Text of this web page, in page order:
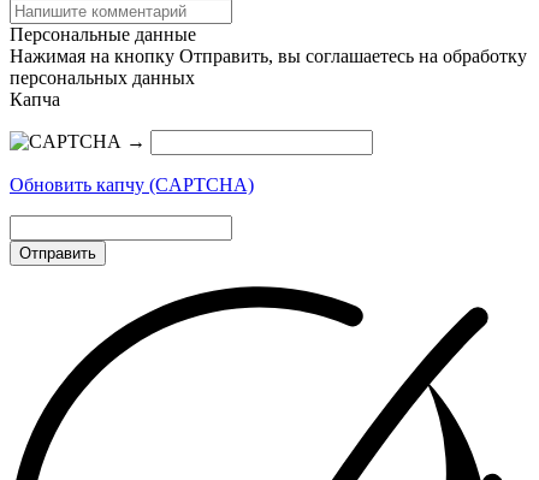
Персональные данные
Нажимая на кнопку Отправить, вы соглашаетесь на обработку
персональных данных
Капча
→
Обновить капчу (CAPTCHA)
Отправить